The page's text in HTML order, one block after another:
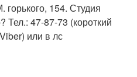
154. Студия
Тел.: 47-87-73 (короткий
или в лс